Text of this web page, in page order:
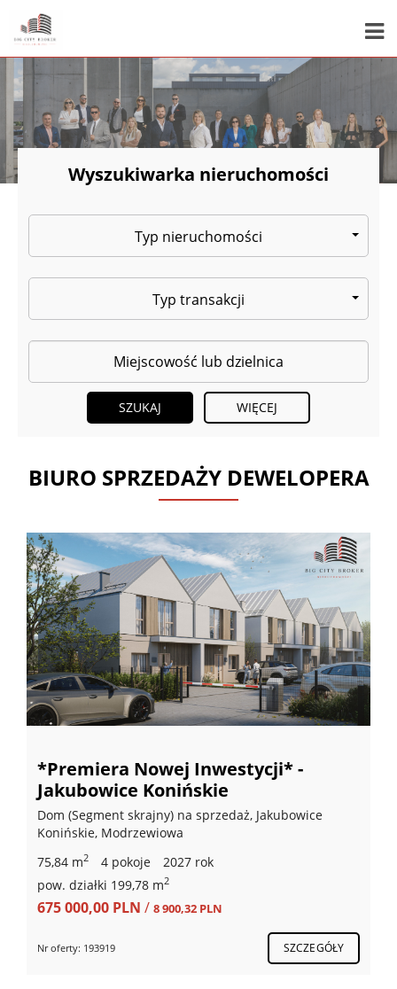
Wyszukiwarka nieruchomości
Typ nieruchomości
Typ transakcji
WIĘCEJ
BIURO SPRZEDAŻY DEWELOPERA
*Premiera Nowej Inwestycji* -
Modrzewiowa Park
Dom (Segment skrajny) na sprzedaż, Jakubowice
Konińskie, Modrzewiowa
91,45 m2 4 pokoje
2027 rok
pow. działki 481,13 m2
775 000,00 PLN / 8 474,58 PLN
Nr oferty: 400948 SZCZEGÓŁY